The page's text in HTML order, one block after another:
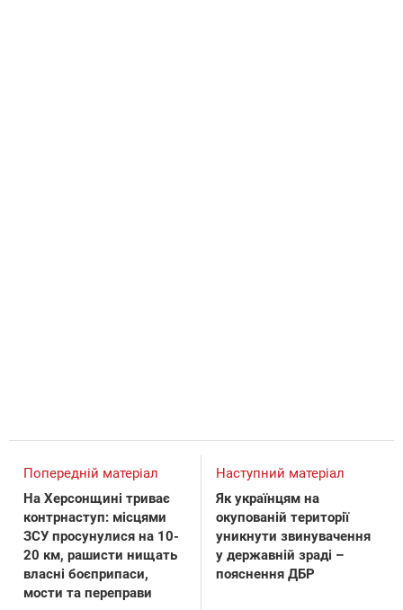
Попередній матеріал
На Херсонщині триває
контрнаступ: місцями
ЗСУ просунулися на 10-
20 км, рашисти нищать
власні боєприпаси,
мости та переправи
Наступний матеріал
Як українцям на
окупованій території
уникнути звинувачення
у державній зраді –
пояснення ДБР